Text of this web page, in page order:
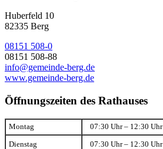
Huberfeld 10
82335 Berg
08151 508-0
08151 508-88
info@gemeinde-berg.de
www.gemeinde-berg.de
Öffnungszeiten des Rathauses
Montag 07:30 Uhr – 12:30 Uhr
Dienstag 07:30 Uhr – 12:30 Uhr